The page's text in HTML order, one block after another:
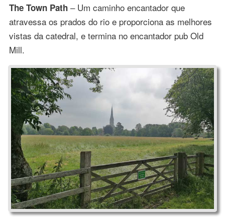
The Town Path– Um caminho encantador que
atravessa os prados do rio e proporciona as melhores
vistas da catedral, e termina no encantador pub Old
Mill.